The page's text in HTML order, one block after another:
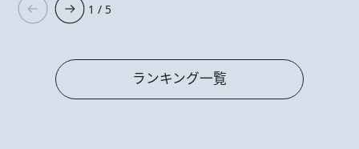
1 / 5
ランキング一覧